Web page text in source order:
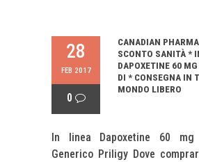
28
FEB 2017
0
CANADIAN
SCONTO SANITÀ *
DAPOXETINE 60
DI * CONSEGNA IN
MONDO LIBERO
In linea Dapoxetine 60
Generico Priligy Dove